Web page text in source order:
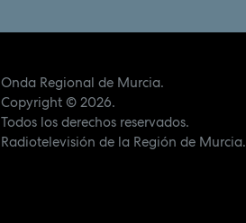
Onda Regional de Murcia.
Copyright© 2026.
Todos los derechos reservados.
Radiotelevisión de la Región de Murcia.